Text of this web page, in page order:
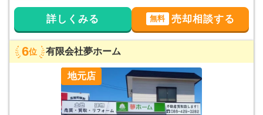
詳しくみる 無料 売却相談する
6位 有限会社夢ホーム
地元店